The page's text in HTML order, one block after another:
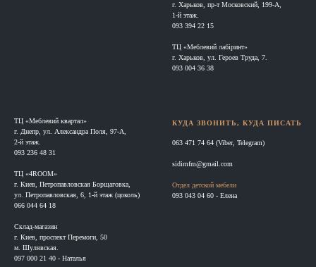
г. Харьков, пр-т Московский, 199-А,
1-й этаж.
093 394 22 15
ТЦ «Меблевий лабіринт»
г. Харьков, ул. Героев Труда, 7.
093 004 36 38
ТЦ «Меблевий квартал»
г. Днепр, ул. Александра Поля, 97-А,
2-й этаж.
093 236 48 31
ТЦ «4ROOM»
г. Киев, Петропавловская Борщаговка,
ул. Петропавловская, 6, 1-й этаж (цоколь)
066 044 64 18
Склад-магазин
г. Киев, проспект Перемоги, 50
м. Шулявская.
097 000 21 40 - Наталья
КУДА ЗВОНИТЬ, КУДА ПИСАТЬ
063 471 74 64 (Viber, Telegram)
sidimfm@gmail.com
Отдел детской мебели
093 043 04 60 - Елена